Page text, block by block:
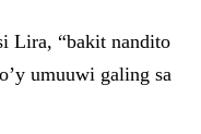
Lira, “bakit nandito
umuuwi galing sa